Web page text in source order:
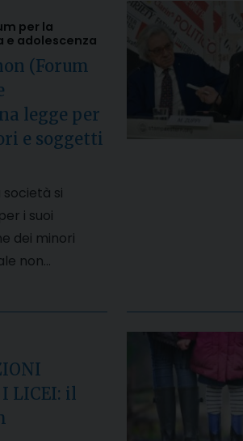
per la
e adolescenza
(Forum
legge per
e soggetti
società si
i suoi
dei minori
non…
I LICEI: il